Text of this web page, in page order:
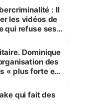
: Il
les vidéos de
qui refuse ses
Dominique
des
« plus forte et
»
qui fait des